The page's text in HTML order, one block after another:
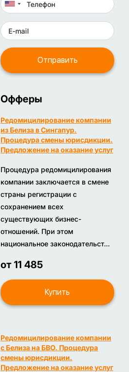
Офферы
Редомицилирование компании
из Белиза в Сингапур.
Процедура смены юрисдикции.
Предложение на оказание услуг
Процедура редомицилирования
компании заключается в смене
страны регистрации с
сохранением всех
существующих бизнес-
отношений. При этом
национальное законодательст...
от 11 485
Купить
Редомицилирование компании
с Белиза на БВО. Процедура
смены юрисдикции.
Предложение на оказание услуг